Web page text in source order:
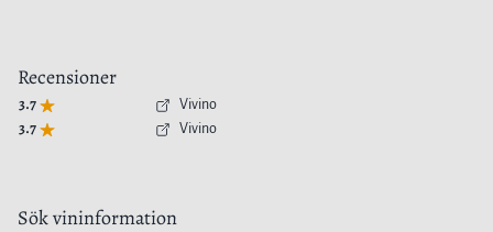
Recensioner
3.7 Vivino
3.7 Vivino
Sök vininformation